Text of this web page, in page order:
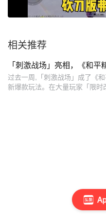
相关推荐
「刺激战场」亮相，《和
过去一周,「刺激战场」成了《
新爆款玩法。在大量玩家「限